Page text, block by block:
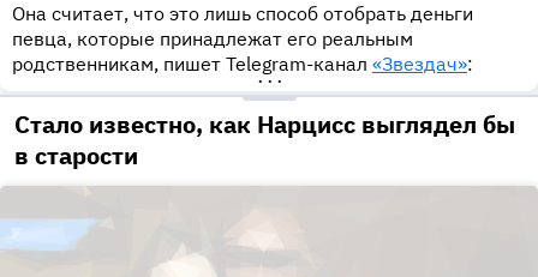
Она считает, что это лишь способ отобрать деньги
певца, которые принадлежат его реальным
родственникам, пишет Telegram-канал «Звездач»:
•••
Стало известно, как Нарцисс выглядел бы
в старости